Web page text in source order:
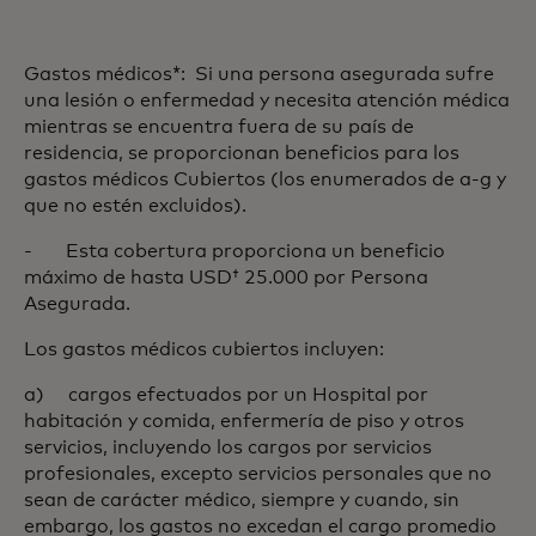
Gastos médicos*: Si una persona asegurada sufre
una lesión o enfermedad y necesita atención médica
mientras se encuentra fuera de su país de
residencia, se proporcionan beneficios para los
gastos médicos Cubiertos (los enumerados de a-g y
que no estén excluidos).
- Esta cobertura proporciona un beneficio
máximo de hasta USD† 25.000 por Persona
Asegurada.
Los gastos médicos cubiertos incluyen:
a) cargos efectuados por un Hospital por
habitación y comida, enfermería de piso y otros
servicios, incluyendo los cargos por servicios
profesionales, excepto servicios personales que no
sean de carácter médico, siempre y cuando, sin
embargo, los gastos no excedan el cargo promedio